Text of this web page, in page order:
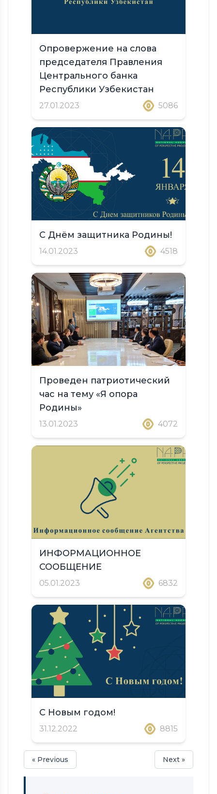
Опровержение на слова
председателя Правления
Центрального банка
Республики Узбекистан
27.01.2023 5086
С Днём защитника Родины!
14.01.2023 4518
Проведен патриотический
час на тему «Я опора
Родины»
13.01.2023 4072
ИНФОРМАЦИОННОЕ
СООБЩЕНИЕ
05.01.2023 6832
С Новым годом!
31.12.2022 8815
« Previous Next »